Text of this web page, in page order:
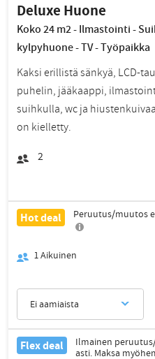
Deluxe Huone
Koko 24 m2 - Ilmastointi -
kylpyhuone - TV - Työpaikka
Kaksi erillistä sänkyä, LCD-
puhelin, jääkaappi,
suihkulla, wc ja
on kielletty.
2
Hot deal Peruutus/muutos
1Aikuinen
Ei aamiaista
Flex deal
Ilmainen
asti. Maksa